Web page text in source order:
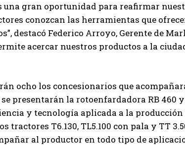
al Newsletter
QUIERO SUSCRIBIRME
una gran oportunidad para reafirmar
conozcan las herramientas que
destacó Federico Arroyo, Gerente de
acercar nuestros productos a la
ocho los concesionarios que
presentarán la rotoenfardadora RB 460
y tecnología aplicada a la
tractores T6.130, TL5.100 con pala y TT
al productor en todo tipo de